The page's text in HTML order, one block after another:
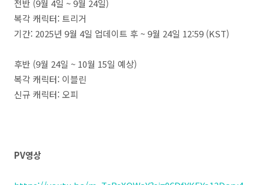
전반 (9월 4일 ~ 9월 24일)
복각 캐릭터: 트리거
기간: 2025년 9월 4일 업데이트 후 ~ 9월 24일 12:59 (KST)
후반 (9월 24일 ~ 10월 15일 예상)
복각 캐릭터: 이블린
신규 캐릭터: 오피
PV영상